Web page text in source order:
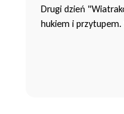
Drugi dzień
hukiem i